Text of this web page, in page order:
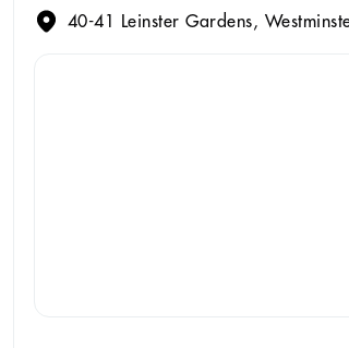
40-41 Leinster Gardens,